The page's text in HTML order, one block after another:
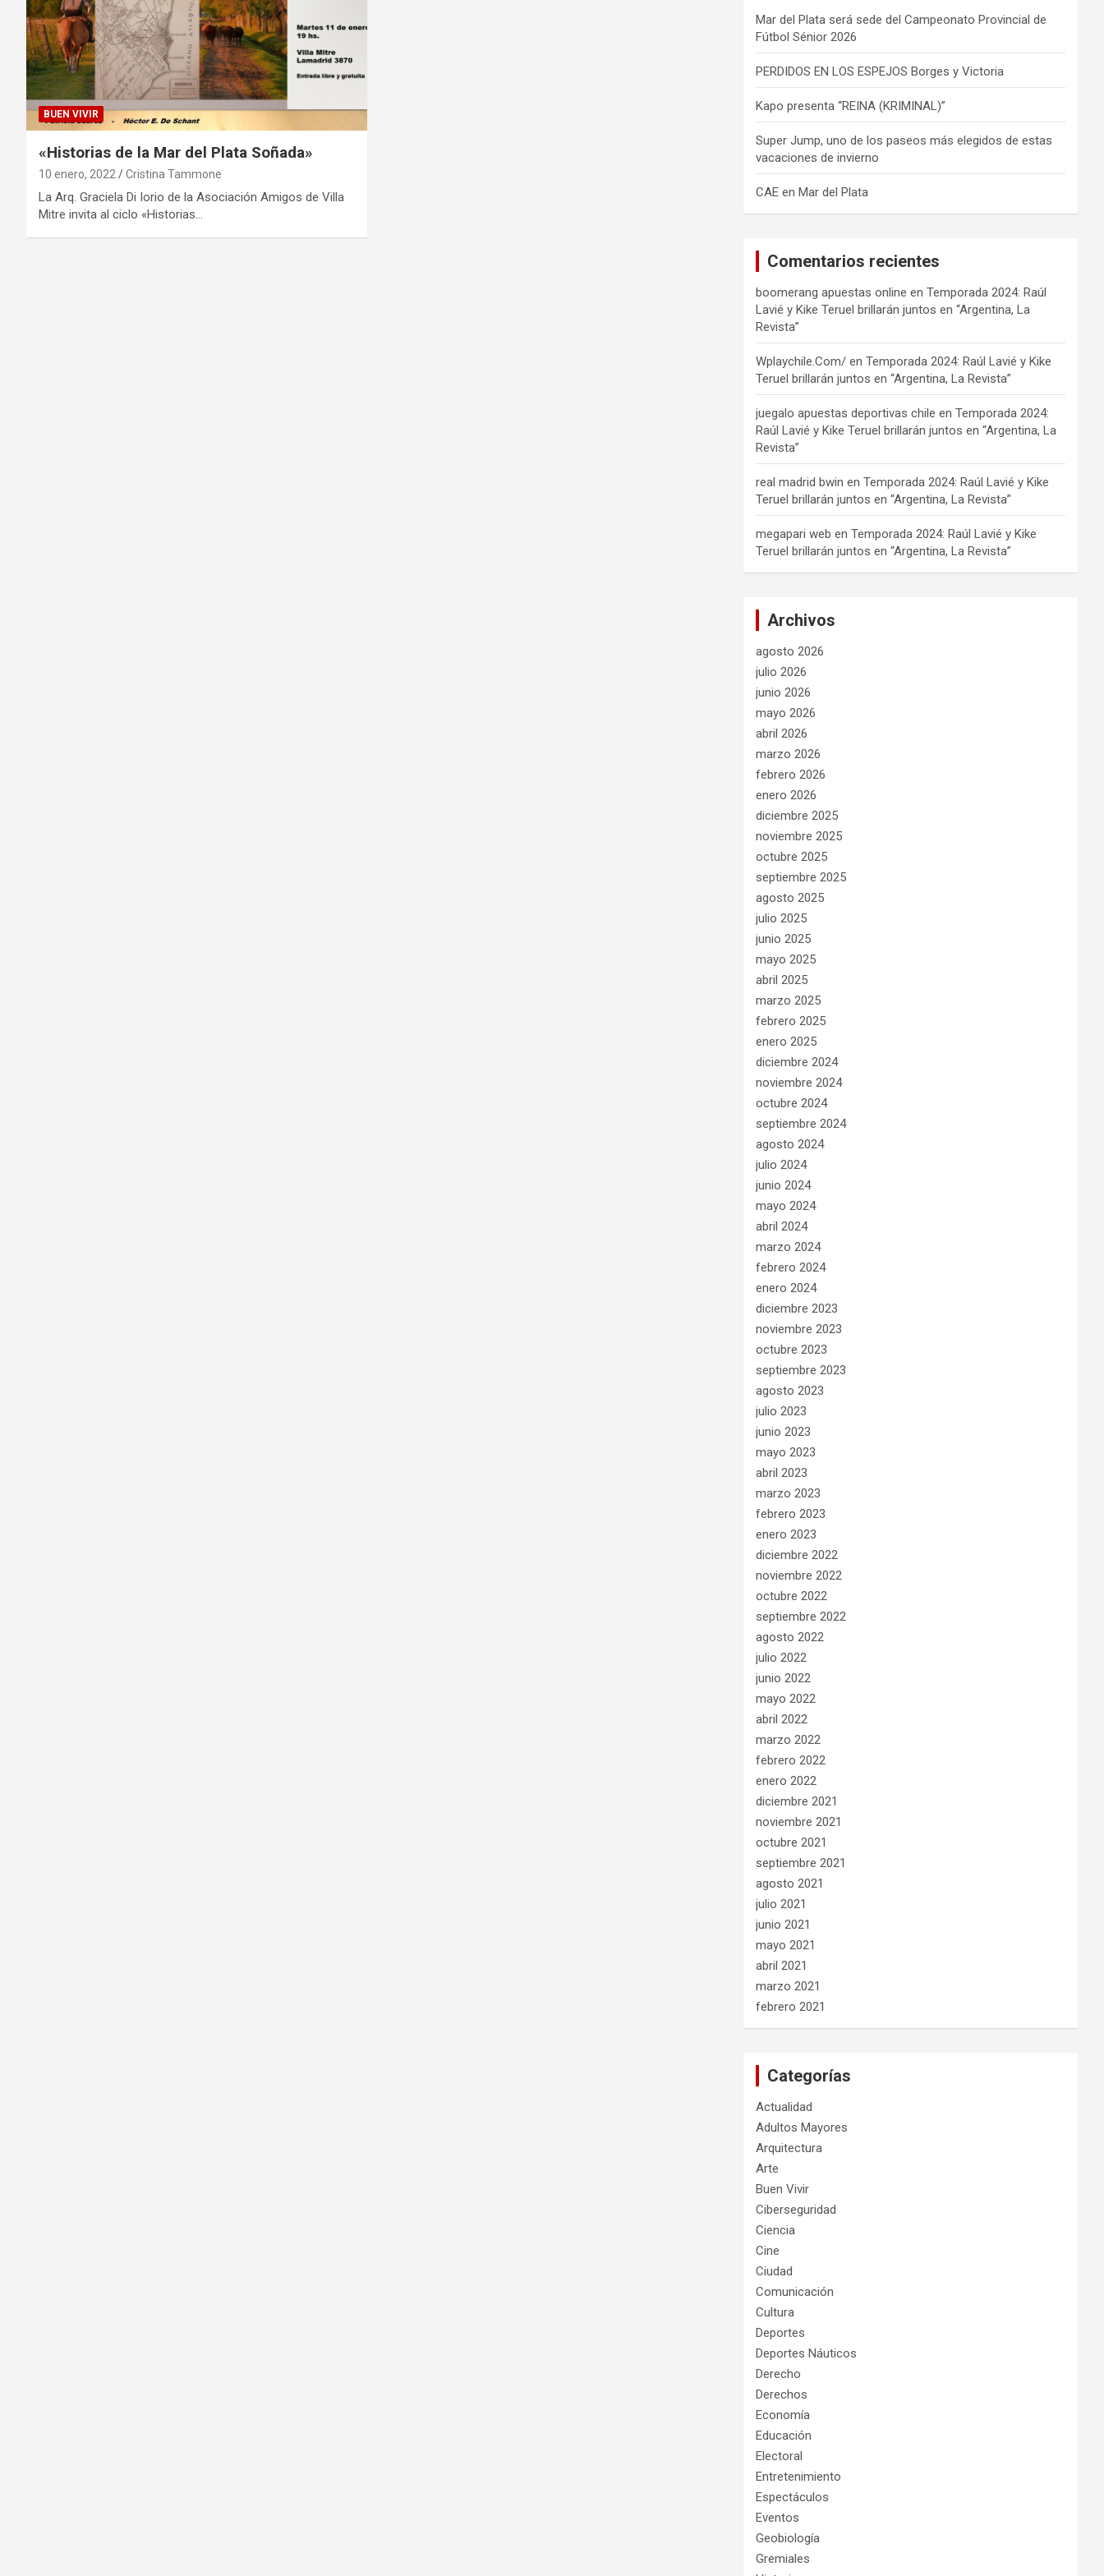
BUEN VIVIR
«Historias de la Mar del Plata Soñada»
10 enero, 2022 Cristina Tammone
La Arq. Graciela Di Iorio de la Asociación Amigos de Villa
Mitre invita al ciclo «Historias…
Mar del Plata será sede del Campeonato Provincial de
Fútbol Sénior 2026
PERDIDOS EN LOS ESPEJOS Borges y Victoria
Kapo presenta “REINA (KRIMINAL)”
Super Jump, uno de los paseos más elegidos de estas
vacaciones de invierno
CAE en Mar del Plata
Comentarios recientes
boomerang apuestas online enTemporada 2024: Raúl
Lavié y Kike Teruel brillarán juntos en “Argentina, La
Revista”
Wplaychile.Com/ enTemporada 2024: Raúl Lavié y Kike
Teruel brillarán juntos en “Argentina, La Revista”
juegalo apuestas deportivas chile enTemporada 2024:
Raúl Lavié y Kike Teruel brillarán juntos en “Argentina, La
Revista”
real madrid bwin enTemporada 2024: Raúl Lavié y Kike
Teruel brillarán juntos en “Argentina, La Revista”
megapari web enTemporada 2024: Raúl Lavié y Kike
Teruel brillarán juntos en “Argentina, La Revista”
Archivos
agosto 2026
julio 2026
junio 2026
mayo 2026
abril 2026
marzo 2026
febrero 2026
enero 2026
diciembre 2025
noviembre 2025
octubre 2025
septiembre 2025
agosto 2025
julio 2025
junio 2025
mayo 2025
abril 2025
marzo 2025
febrero 2025
enero 2025
diciembre 2024
noviembre 2024
octubre 2024
septiembre 2024
agosto 2024
julio 2024
junio 2024
mayo 2024
abril 2024
marzo 2024
febrero 2024
enero 2024
diciembre 2023
noviembre 2023
octubre 2023
septiembre 2023
agosto 2023
julio 2023
junio 2023
mayo 2023
abril 2023
marzo 2023
febrero 2023
enero 2023
diciembre 2022
noviembre 2022
octubre 2022
septiembre 2022
agosto 2022
julio 2022
junio 2022
mayo 2022
abril 2022
marzo 2022
febrero 2022
enero 2022
diciembre 2021
noviembre 2021
octubre 2021
septiembre 2021
agosto 2021
julio 2021
junio 2021
mayo 2021
abril 2021
marzo 2021
febrero 2021
Categorías
Actualidad
Adultos Mayores
Arquitectura
Arte
Buen Vivir
Ciberseguridad
Ciencia
Cine
Ciudad
Comunicación
Cultura
Deportes
Deportes Náuticos
Derecho
Derechos
Economía
Educación
Electoral
Entretenimiento
Espectáculos
Eventos
Geobiología
Gremiales